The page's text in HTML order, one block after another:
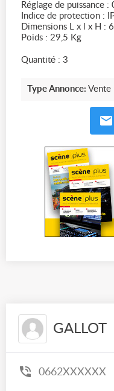
Réglage de puissance
Indice de protection :
Dimensions L x l x H :
Poids : 29,5 Kg
Quantité : 3
Type Annonce: Vente
GALLOT
0662XXXXXX